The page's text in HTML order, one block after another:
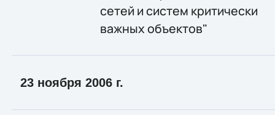
сетей и систем критически
важных объектов"
23 ноября 2006 г.